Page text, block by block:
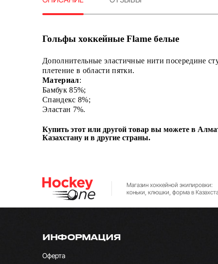
Гольфы хоккейные Flame белые
Дополнительные эластичные нити посередине
плетение в области пятки.
Материал:
Бамбук 85%;
Спандекс 8%;
Эластан 7%.
Купить этот или другой товар вы можете в
Казахстану и в другие страны.
Магазин хоккейной экипировки:
коньки, клюшки, форма в
ИНФОРМАЦИЯ
Оферта